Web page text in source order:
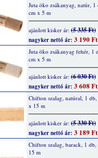
Juta öko zsákanyag, natúr, 1
cm x 5 m
ajánlott kisker ár:(5 335 Ft)
nagyker nettó ár: 3 190 Ft
Juta öko zsákanyag fehér, 1
cm x 5 m
ajánlott kisker ár:(6 030 Ft)
nagyker nettó ár: 3 608 Ft
Chifton szalag, natúral, 1
x 15 m
ajánlott kisker ár:(5 330 Ft)
nagyker nettó ár: 3 189 Ft
Chifton szalag, barack, 1
15 m